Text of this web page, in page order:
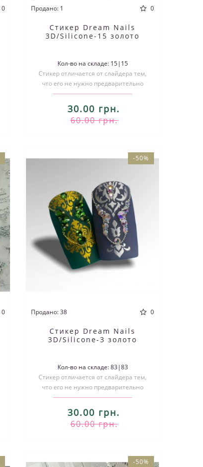
0 Продано: 1 0
Стикер Dream Nails
3D/Silicone-15 золото
Кол-во на складе: 15|15
Стикер отличается от слайдера тем,
что его не нужно предварительно
вырезать по размеру и размачивать..
30.00 грн.
60.00 грн.
0
-50%
Продано: 38 0
Стикер Dream Nails
3D/Silicone-3 золото
Кол-во на складе: 83|83
Стикер отличается от слайдера тем,
что его не нужно предварительно
вырезать по размеру и размачивать..
30.00 грн.
60.00 грн.
-50%